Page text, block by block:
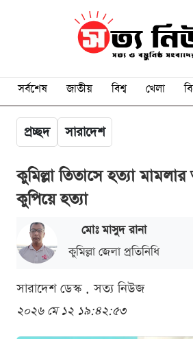
সর্বশেষ জাতীয় বিশ্ব খেলা
প্রচ্ছদ সারাদেশ
কুমিল্লা তিতাসে হত্যা
কুপিয়ে হত্যা
মোঃ মাসুদ রানা
কুমিল্লা জেলা প্রতিনিধি
সারাদেশ ডেস্ক . সত্য নিউজ
২০২৬ মে ১২ ১৯:৪২:৫৩